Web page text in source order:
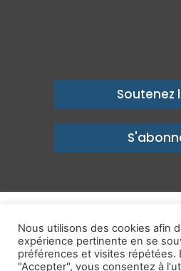
Soutenez
un avenir
Mentions légales-Politique de
Nous utilisons des cookies afin
expérience pertinente en se
préférences et visites répétées.
"Accepter", vous consentez à